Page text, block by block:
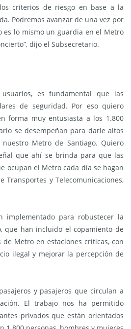
criterios de riesgo en base a la
Podremos avanzar de una vez por
es lo mismo un guardia en el Metro
dijo el Subsecretario.
es fundamental que las
de seguridad. Por eso quiero
forma muy entusiasta a los 1.800
se desempeñan para darle altos
Metro de Santiago. Quiero
que ahí se brinda para que las
ocupan el Metro cada día se hagan
Transportes y Telecomunicaciones,
para robustecer la
que han incluido el copamiento de
Metro en estaciones críticas, con
ilegal y mejorar la percepción de
y pasajeros que circulan a
El trabajo nos ha permitido
privados que están orientados